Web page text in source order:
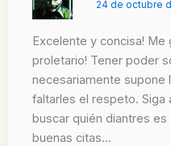
24 de octubre
Excelente y concisa! Me
proletario! Tener poder
necesariamente supone
faltarles el respeto. Siga
buscar quién diantres
buenas citas…